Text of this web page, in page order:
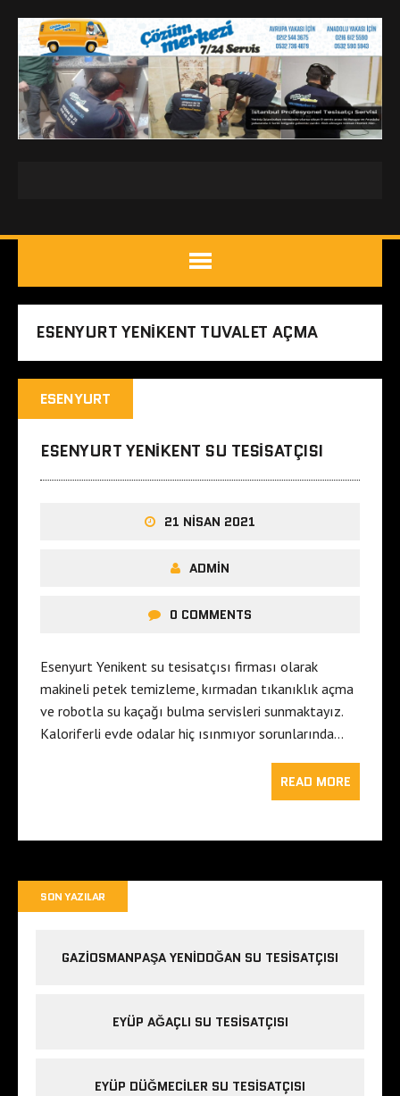
ESENYURT YENIKENT TUVALET AÇMA
ESENYURT
ESENYURT YENIKENT SU TESISATÇISI
21 NISAN 2021
ADMIN
0 COMMENTS
Esenyurt Yenikent su tesisatçısı firması olarak
makineli petek temizleme, kırmadan tıkanıklık açma
ve robotla su kaçağı bulma servisleri sunmaktayız.
Kaloriferli evde odalar hiç ısınmıyor sorunlarında…
READ MORE
SON YAZILAR
GAZIOSMANPAŞA YENIDOĞAN SU TESISATÇISI
EYÜP AĞAÇLI SU TESISATÇISI
EYÜP DÜĞMECILER SU TESISATÇISI